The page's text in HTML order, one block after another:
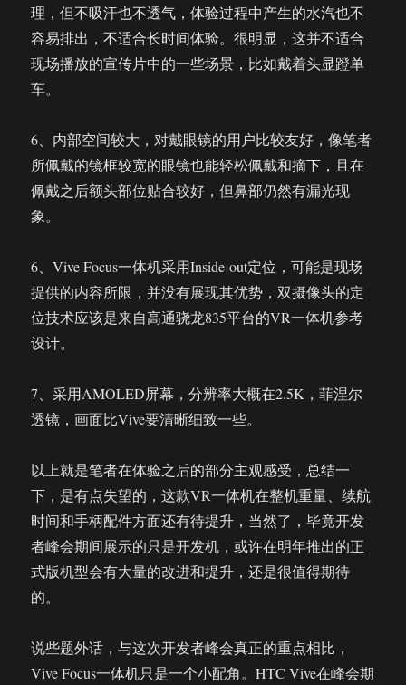
理，但不吸汗也不透气，体验过程中产生的水汽也不
容易排出，不适合长时间体验。很明显，这并不适合
现场播放的宣传片中的一些场景，比如戴着头显蹬单
车。
6、内部空间较大，对戴眼镜的用户比较友好，像笔者
所佩戴的镜框较宽的眼镜也能轻松佩戴和摘下，且在
佩戴之后额头部位贴合较好，但鼻部仍然有漏光现
象。
6、Vive Focus一体机采用Inside-out定位，可能是现场
提供的内容所限，并没有展现其优势，双摄像头的定
位技术应该是来自高通骁龙835平台的VR一体机参考
设计。
7、采用AMOLED屏幕，分辨率大概在2.5K，菲涅尔
透镜，画面比Vive要清晰细致一些。
以上就是笔者在体验之后的部分主观感受，总结一
下，是有点失望的，这款VR一体机在整机重量、续航
时间和手柄配件方面还有待提升，当然了，毕竟开发
者峰会期间展示的只是开发机，或许在明年推出的正
式版机型会有大量的改进和提升，还是很值得期待
的。
说些题外话，与这次开发者峰会真正的重点相比，
Vive Focus一体机只是一个小配角。HTC Vive在峰会期